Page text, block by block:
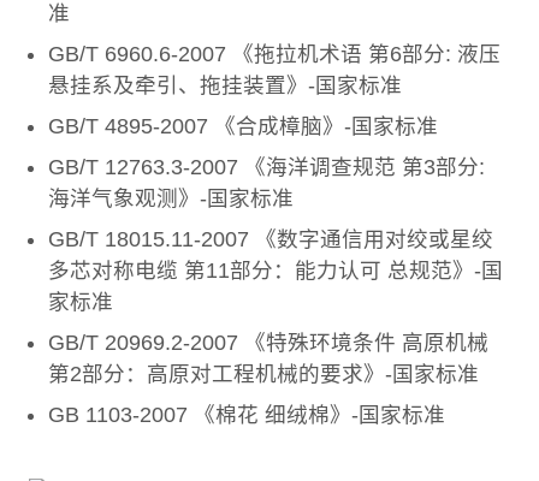
准
GB/T 6960.6-2007 《拖拉机术语 第6部分: 液压
悬挂系及牵引、拖挂装置》-国家标准
GB/T 4895-2007 《合成樟脑》-国家标准
GB/T 12763.3-2007 《海洋调查规范 第3部分:
海洋气象观测》-国家标准
GB/T 18015.11-2007 《数字通信用对绞或星绞
多芯对称电缆 第11部分：能力认可 总规范》-国
家标准
GB/T 20969.2-2007 《特殊环境条件 高原机械
第2部分：高原对工程机械的要求》-国家标准
GB 1103-2007 《棉花 细绒棉》-国家标准